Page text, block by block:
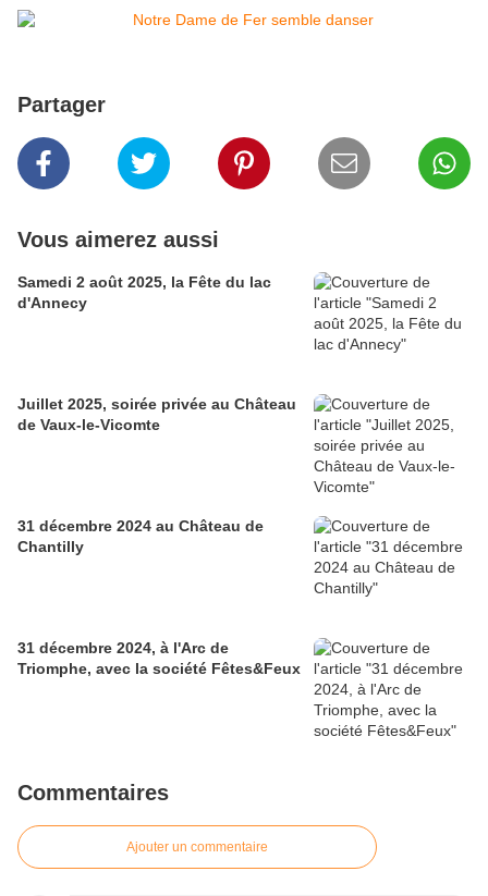
Partager
Vous aimerez aussi
Samedi 2 août 2025, la Fête du lac
d'Annecy
Juillet 2025, soirée privée au Château
de Vaux-le-Vicomte
31 décembre 2024 au Château de
Chantilly
31 décembre 2024, à l'Arc de
Triomphe, avec la société Fêtes&Feux
Commentaires
Ajouter un commentaire